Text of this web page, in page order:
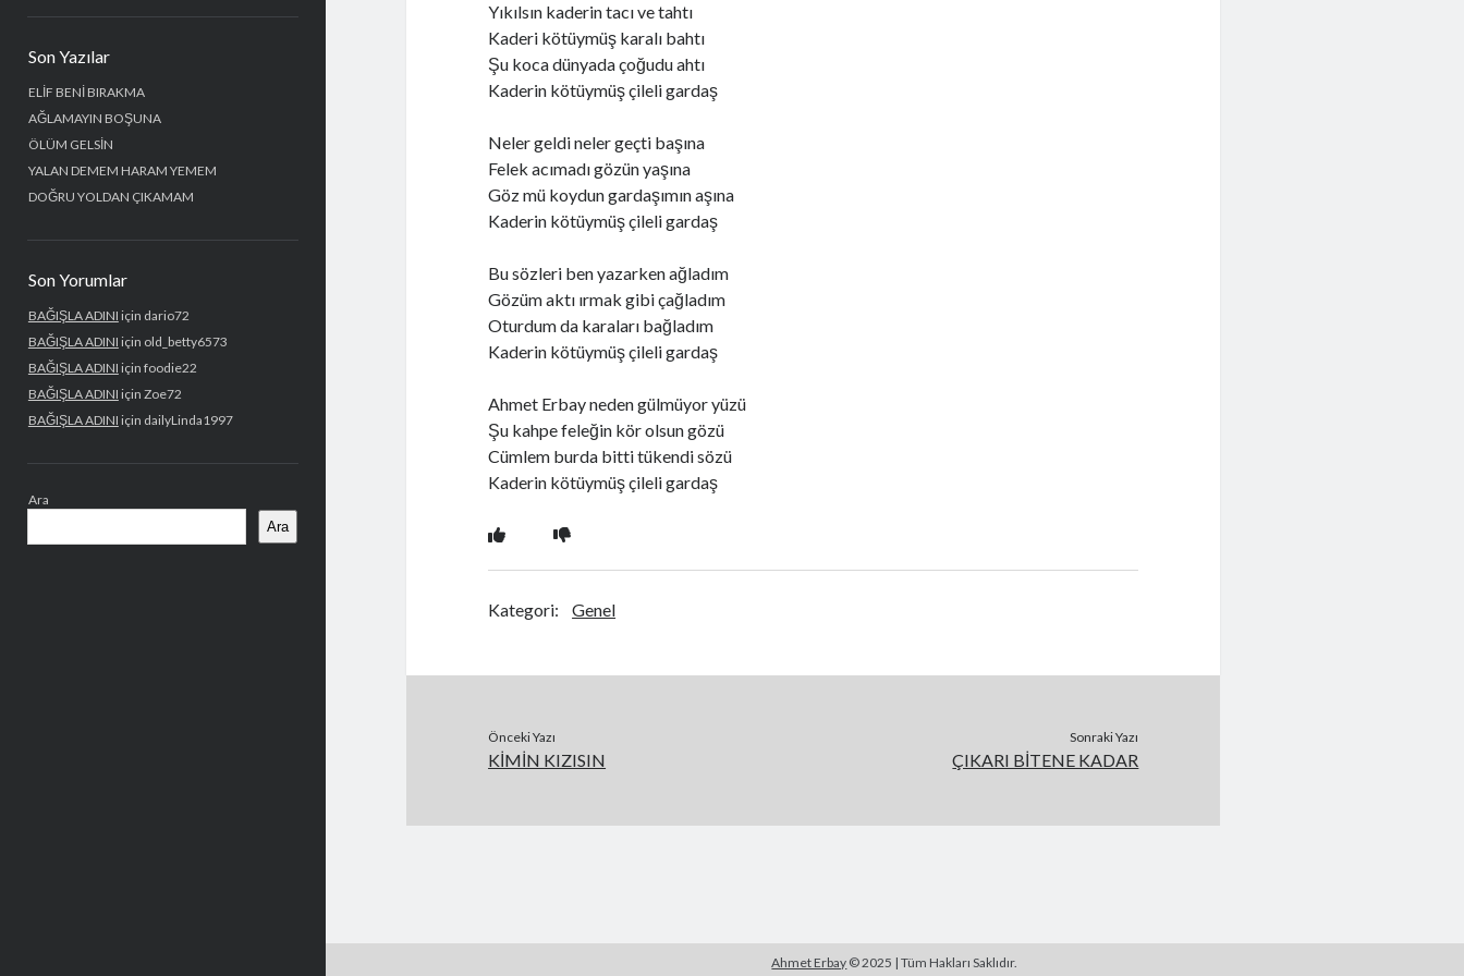
Menü
Son Yazılar
ELİF BENİ BIRAKMA
AĞLAMAYIN BOŞUNA
ÖLÜM GELSİN
YALAN DEMEM HARAM YEMEM
DOĞRU YOLDAN ÇIKAMAM
Son Yorumlar
BAĞIŞLA ADINI için dario72
BAĞIŞLA ADINI için old_betty6573
BAĞIŞLA ADINI için foodie22
BAĞIŞLA ADINI için Zoe72
BAĞIŞLA ADINI için dailyLinda1997
Ara
Ara
Yıkılsın kaderin tacı ve tahtı
Kaderi kötüymüş karalı bahtı
Şu koca dünyada çoğudu ahtı
Kaderin kötüymüş çileli gardaş
Neler geldi neler geçti başına
Felek acımadı gözün yaşına
Göz mü koydun gardaşımın aşına
Kaderin kötüymüş çileli gardaş
Bu sözleri ben yazarken ağladım
Gözüm aktı ırmak gibi çağladım
Oturdum da karaları bağladım
Kaderin kötüymüş çileli gardaş
Ahmet Erbay neden gülmüyor yüzü
Şu kahpe feleğin kör olsun gözü
Cümlem burda bitti tükendi sözü
Kaderin kötüymüş çileli gardaş
Kategori: Genel
Önceki Yazı
KİMİN KIZISIN
Sonraki Yazı
ÇIKARI BİTENE KADAR
Ahmet Erbay © 2025 | Tüm Hakları Saklıdır.